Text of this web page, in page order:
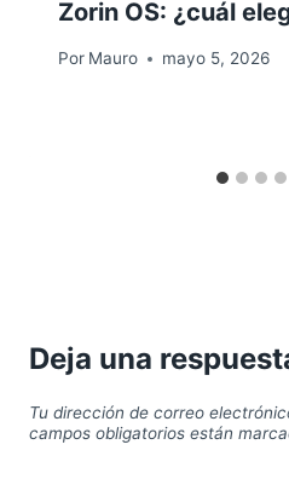
Zorin OS: ¿cuál
Por Mauro mayo 5, 2026
Deja una
Tu dirección de correo
campos obligatorios están